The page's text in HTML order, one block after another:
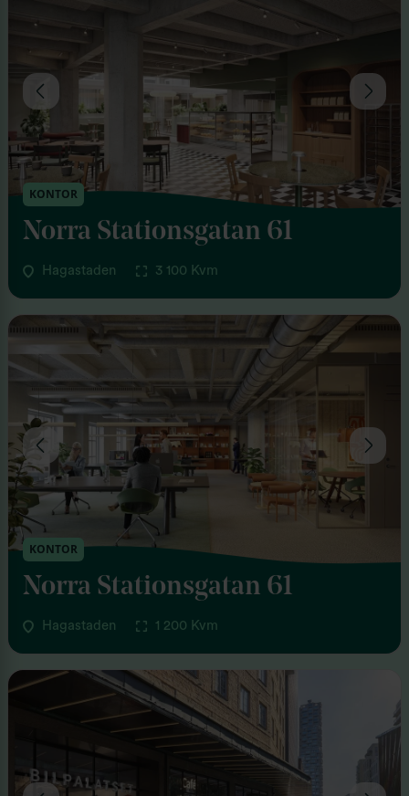
KONTOR
Norra Stationsgatan 61
Hagastaden 3 100 Kvm
KONTOR
Norra Stationsgatan 61
Hagastaden 1 200 Kvm